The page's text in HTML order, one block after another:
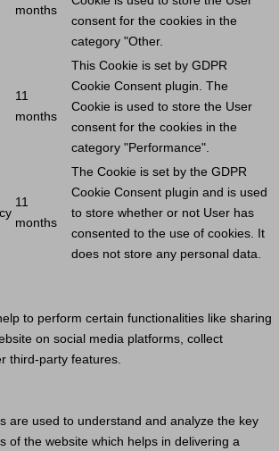
months
consent for the cookies in the
category "Other.
11
months
This Cookie is set by GDPR
Cookie Consent plugin. The
Cookie is used to store the User
consent for the cookies in the
category "Performance".
11
months
The Cookie is set by the GDPR
Cookie Consent plugin and is used
to store whether or not User has
consented to the use of cookies. It
does not store any personal data.
to perform certain functionalities like sharing
on social media platforms, collect
third-party features.
are used to understand and analyze the key
of the website which helps in delivering a